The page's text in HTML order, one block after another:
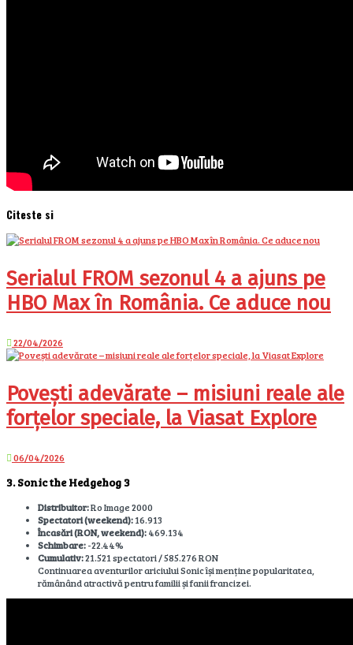
Citeste si
Serialul FROM sezonul 4 a ajuns pe
HBO Max în România. Ce aduce nou
22/04/2026
Povești adevărate – misiuni reale ale
forțelor speciale, la Viasat Explore
06/04/2026
3. Sonic the Hedgehog 3
Distribuitor:Ro Image 2000
Spectatori (weekend):16.913
Încasări (RON, weekend):469.134
Schimbare:-22.44%
Cumulativ:21.521 spectatori / 585.276 RON
Continuarea aventurilor ariciului Sonic își menține popularitatea,
rămânând atractivă pentru familii și fanii francizei.